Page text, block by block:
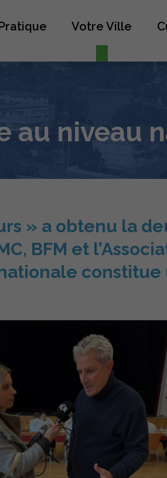
Votre Ville
au niveau
» a obtenu la
BFM et